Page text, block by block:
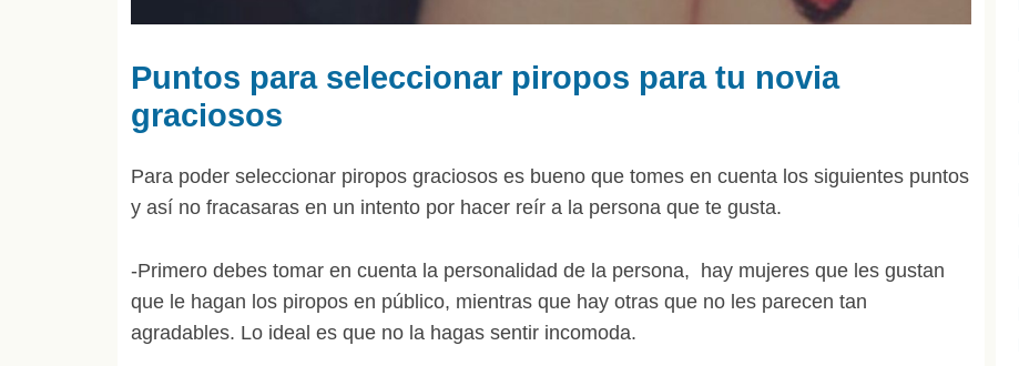
Puntos para seleccionar piropos para tu novia
graciosos
Para poder seleccionar piropos graciosos es bueno que tomes en cuenta los siguientes puntos
y así no fracasaras en un intento por hacer reír a la persona que te gusta.
-Primero debes tomar en cuenta la personalidad de la persona, hay mujeres que les gustan
que le hagan los piropos en público, mientras que hay otras que no les parecen tan
agradables. Lo ideal es que no la hagas sentir incomoda.